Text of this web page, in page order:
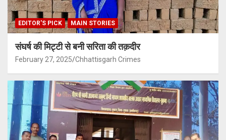
EDITOR'S PICK MAIN STORIES
संघर्ष की मिट्टी से बनी सरिता की तक़दीर
February 27, 2025 Chhattisgarh Crimes